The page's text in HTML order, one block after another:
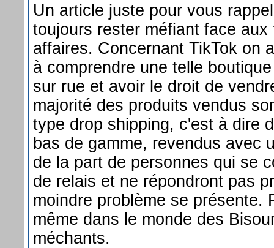
Un article juste pour vous
toujours rester méfiant face aux
affaires. Concernant TikTok on
à comprendre une telle
sur rue et avoir le droit de
majorité des produits vendus
type drop shipping, c'est à dire
bas de gamme, revendus avec
de la part de personnes qui se
de relais et ne répondront pas
moindre problème se présente.
même dans le monde des
méchants.